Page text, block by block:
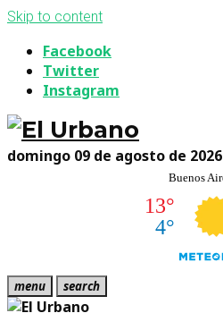
Skip to content
Facebook
Twitter
Instagram
domingo 09 de agosto de 2026
menu search